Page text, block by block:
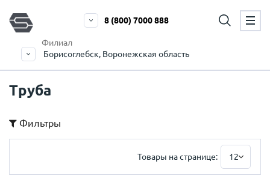
Филиал
Борисоглебск, Воронежская область
8 (800) 7000 888
Труба
Фильтры
Товары на странице: 12